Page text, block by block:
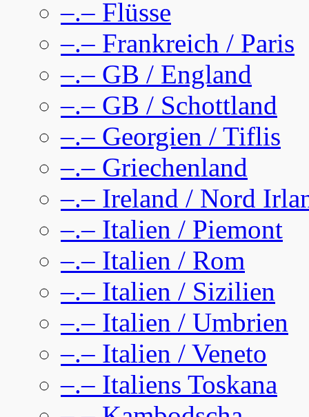
–.– Flüsse
–.– Frankreich / Paris
–.– GB / England
–.– GB / Schottland
–.– Georgien / Tiflis
–.– Griechenland
–.– Ireland / Nord
–.– Italien / Piemont
–.– Italien / Rom
–.– Italien / Sizilien
–.– Italien / Umbrien
–.– Italien / Veneto
–.– Italiens Toskana